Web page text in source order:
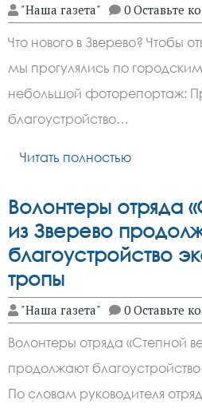
"Наша газета" 0 Оставьте
Что нового в Зверево? Чтобы
мы прогулялись по
небольшой фоторепортаж:
благоустройство…
Читать полностью
Волонтеры отряда
из Зверево
благоустройство
тропы
"Наша газета" 0 Оставьте
Волонтеры отряда «Степной
продолжают
По словам руководителя